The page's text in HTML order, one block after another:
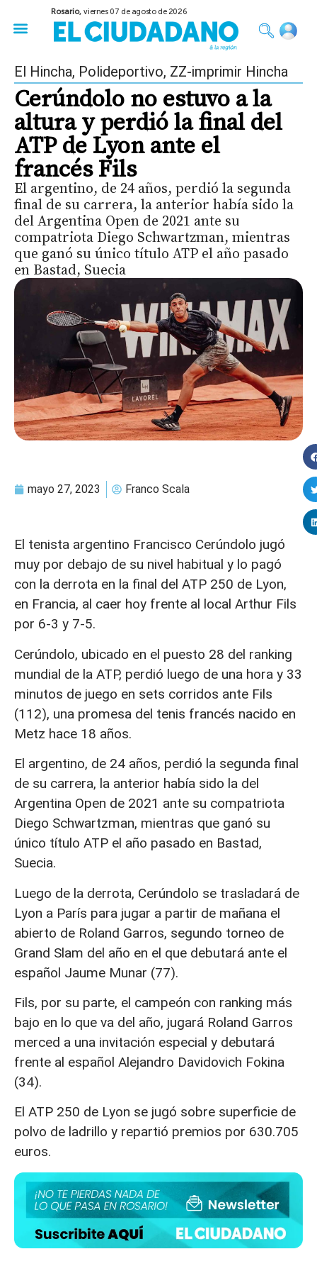
Rosario,viernes 07 de agosto de 2026
El Hincha, Polideportivo, ZZ-imprimir Hincha
Cerúndolo no estuvo a la
altura y perdió la final del
ATP de Lyon ante el
francés Fils
El argentino, de 24 años, perdió la segunda
final de su carrera, la anterior había sido la
del Argentina Open de 2021 ante su
compatriota Diego Schwartzman, mientras
que ganó su único título ATP el año pasado
en Bastad, Suecia
mayo 27, 2023 Franco Scala
El tenista argentino Francisco Cerúndolo jugó
muy por debajo de su nivel habitual y lo pagó
con la derrota en la final del ATP 250 de Lyon,
en Francia, al caer hoy frente al local Arthur Fils
por 6-3 y 7-5.
Cerúndolo, ubicado en el puesto 28 del ranking
mundial de la ATP, perdió luego de una hora y 33
minutos de juego en sets corridos ante Fils
(112), una promesa del tenis francés nacido en
Metz hace 18 años.
El argentino, de 24 años, perdió la segunda final
de su carrera, la anterior había sido la del
Argentina Open de 2021 ante su compatriota
Diego Schwartzman, mientras que ganó su
único título ATP el año pasado en Bastad,
Suecia.
Luego de la derrota, Cerúndolo se trasladará de
Lyon a París para jugar a partir de mañana el
abierto de Roland Garros, segundo torneo de
Grand Slam del año en el que debutará ante el
español Jaume Munar (77).
Fils, por su parte, el campeón con ranking más
bajo en lo que va del año, jugará Roland Garros
merced a una invitación especial y debutará
frente al español Alejandro Davidovich Fokina
(34).
El ATP 250 de Lyon se jugó sobre superficie de
polvo de ladrillo y repartió premios por 630.705
euros.